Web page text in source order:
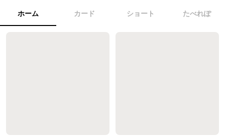
ホーム カード ショート たべれぽ